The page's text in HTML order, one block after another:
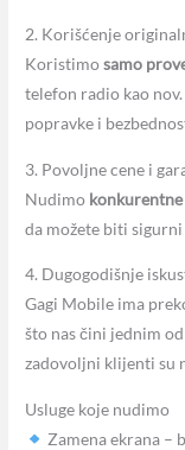
2. Korišćenje
Koristimosamo
telefon radio kao
popravke i
3. Povoljne cene i
Nudimo konkurentne
da možete biti
4. Dugogodišnje
Gagi Mobile ima
što nas čini jednim
zadovoljni klijenti su
Usluge koje nudimo
Zamena ekrana –